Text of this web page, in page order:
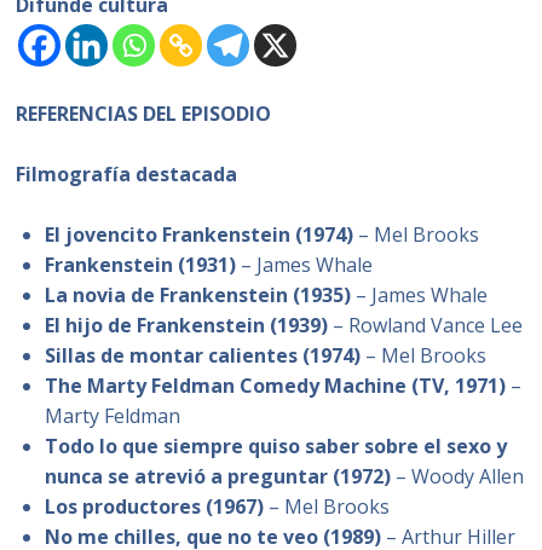
REFERENCIAS DEL EPISODIO
Filmografía destacada
El jovencito Frankenstein (1974) – Mel Brooks
Frankenstein (1931) – James Whale
La novia de Frankenstein (1935) – James Whale
El hijo de Frankenstein (1939) – Rowland Vance Lee
Sillas de montar calientes (1974) – Mel Brooks
The Marty Feldman Comedy Machine (TV, 1971) –
Marty Feldman
Todo lo que siempre quiso saber sobre el sexo y
nunca se atrevió a preguntar (1972) – Woody Allen
Los productores (1967) – Mel Brooks
No me chilles, que no te veo (1989) – Arthur Hiller